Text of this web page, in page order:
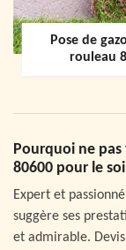
Pose de
rouleau
Pourquoi ne pas
80600 pour le
Expert et
suggère ses
et admirable.